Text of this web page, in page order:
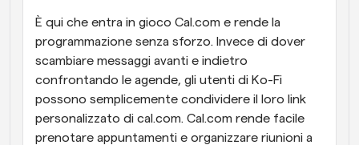
È qui che entra in gioco Cal.com e rende la
programmazione senza sforzo. Invece di dover
scambiare messaggi avanti e indietro
confrontando le agende, gli utenti di Ko-Fi
possono semplicemente condividere il loro link
personalizzato di cal.com. Cal.com rende facile
prenotare appuntamenti e organizzare riunioni a